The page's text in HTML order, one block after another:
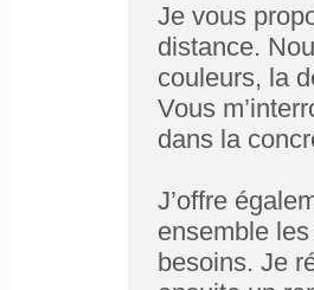
Je vous
distance.
couleurs, la
Vous
dans la
J’offre
ensemble
besoins. Je